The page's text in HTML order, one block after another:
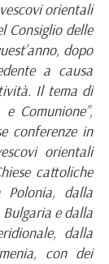
orientali
Consiglio delle
dopo
a causa
Il tema di
Comunione”,
conferenze in
orientali
cattoliche
Polonia, dalla
e dalla
dalla
con dei